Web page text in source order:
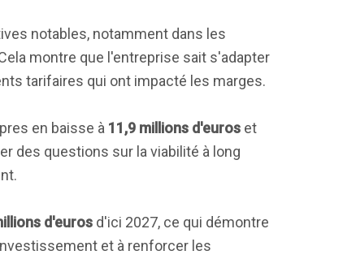
notables, notamment dans les
montre que l'entreprise sait s'adapter
tarifaires qui ont impacté les marges.
en baisse à 11,9 millions d'euros et
des questions sur la viabilité à long
d'euros d'ici 2027, ce qui démontre
et à renforcer les